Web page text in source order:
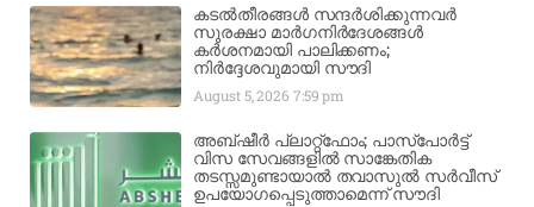
കടൽതീരങ്ങൾ സന്ദർശിക്കുന്നവർ
സുരക്ഷാ മാർഗനിർദേശങ്ങൾ
കർശനമായി പാലിക്കണം;
നിർദ്ദേശവുമായി സൗദി
August 5, 2026 7:59 pm
അബ്ഷീർ പ്ലാറ്റ്‌ഫോം; പാസ്‌പോർട്ട്
വിസ സേവങ്ങളിൽ സാങ്കേതിക
തടസ്സമുണ്ടായാൽ തവാസുൽ സർവീസ്
ഉപയോഗപ്പെടുത്താമെന്ന് സൗദി